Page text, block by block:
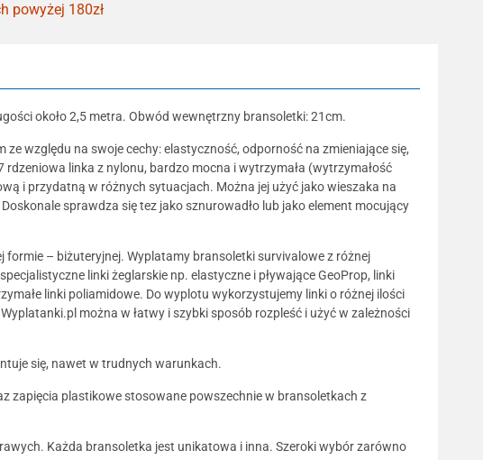
powyżej 180zł
około 2,5 metra. Obwód wewnętrzny bransoletki: 21cm.
względu na swoje cechy: elastyczność, odporność na zmieniające się,
linka z nylonu, bardzo mocna i wytrzymała (wytrzymałość
i przydatną w różnych sytuacjach. Można jej użyć jako wieszaka na
sprawdza się tez jako sznurowadło lub jako element mocujący
– biżuteryjnej. Wyplatamy bransoletki survivalowe z różnej
linki żeglarskie np. elastyczne i pływające GeoProp, linki
linki poliamidowe. Do wyplotu wykorzystujemy linki o różnej ilości
można w łatwy i szybki sposób rozpleść i użyć w zależności
się, nawet w trudnych warunkach.
zapięcia plastikowe stosowane powszechnie w bransoletkach z
Każda bransoletka jest unikatowa i inna. Szeroki wybór zarówno